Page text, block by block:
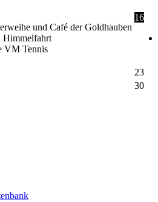
und Café der Goldhauben
Himmelfahrt
VM Tennis
16
23
30